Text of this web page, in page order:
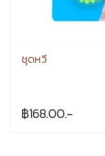
ชุดหวี
฿168.00.-